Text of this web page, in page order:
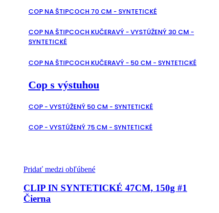
COP NA ŠTIPCOCH 70 CM - SYNTETICKÉ
COP NA ŠTIPCOCH KUČERAVÝ - VYSTÚŽENÝ 30 CM -
SYNTETICKÉ
COP NA ŠTIPCOCH KUČERAVÝ - 50 CM - SYNTETICKÉ
Cop s výstuhou
COP - VYSTÚŽENÝ 50 CM - SYNTETICKÉ
COP - VYSTÚŽENÝ 75 CM - SYNTETICKÉ
Pridať medzi obľúbené
CLIP IN SYNTETICKÉ 47CM, 150g #1
Čierna